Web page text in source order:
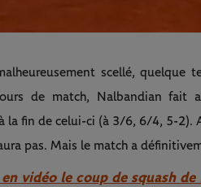
scellé,
de match, Nalbandian
la fin de celui-ci (à 3/6, 6/4, 5-2).
pas. Mais le match a
vidéo le coup de squash de